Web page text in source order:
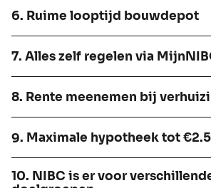
6. Ruime looptijd bouwdepot
7. Alles zelf regelen via
8. Rente meenemen bij
9. Maximale hypotheek tot
10. NIBC is er voor